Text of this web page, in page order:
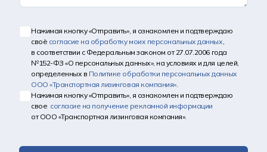
Нажимая кнопку «Отправить», я ознакомлен и подтверждаю
своё согласие на обработку моих персональных данных,
в соответствии с Федеральным законом от 27.07.2006 года
№152-ФЗ «О персональных данных», на условиях и для целей,
определенных в Политике обработки персональных данных
ООО «Транспортная лизинговая компания».
Нажимая кнопку «Отправить», я ознакомлен и подтверждаю
свое согласие на получение рекламной информации
от ООО «Транспортная лизинговая компания».